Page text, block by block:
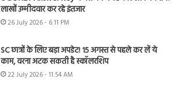
लाखों उम्मीदवार कर रहे इंतजार
26 July 2026 - 6:11 PM
SC छात्रों के लिए बड़ा अपडेट! 15 अगस्त से पहले कर लें ये
काम, वरना अटक सकती है स्कॉलरशिप
22 July 2026 - 11:54 AM